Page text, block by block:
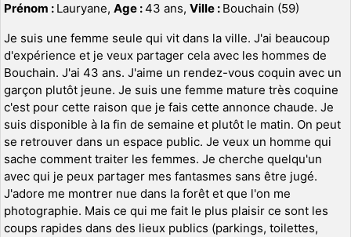
Prénom : Lauryane, Age :43 ans, Ville : Bouchain (59)
Je suis une femme seule qui vit dans la ville. J'ai beaucoup
d'expérience et je veux partager cela avec les hommes de
Bouchain. J'ai 43 ans. J'aime un rendez-vous coquin avec un
garçon plutôt jeune. Je suis une femme mature très coquine
c'est pour cette raison que je fais cette annonce chaude. Je
suis disponible à la fin de semaine et plutôt le matin. On peut
se retrouver dans un espace public. Je veux un homme qui
sache comment traiter les femmes. Je cherche quelqu'un
avec qui je peux partager mes fantasmes sans être jugé.
J'adore me montrer nue dans la forêt et que l'on me
photographie. Mais ce qui me fait le plus plaisir ce sont les
coups rapides dans des lieux publics (parkings, toilettes,